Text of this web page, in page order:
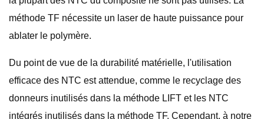
méthode TF nécessite un laser de haute puissance pour
ablater le polymère.
Du point de vue de la durabilité matérielle, l'utilisation
efficace des NTC est attendue, comme le recyclage des
donneurs inutilisés dans la méthode LIFT et les NTC
intégrés inutilisés dans la méthode TF. Cependant, à notre